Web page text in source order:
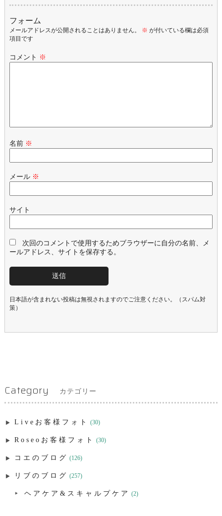
フォーム
メールアドレスが公開されることはありません。 ※ が付いている欄は必須
項目です
コメント ※
名前 ※
メール ※
サイト
次回のコメントで使用するためブラウザーに自分の名前、メ
ールアドレス、サイトを保存する。
日本語が含まれない投稿は無視されますのでご注意ください。（スパム対
策）
Category カテゴリー
Liveお客様フォト (30)
Roseoお客様フォト (30)
コエのブログ (126)
リブのブログ (257)
ヘアケア&スキャルプケア (2)